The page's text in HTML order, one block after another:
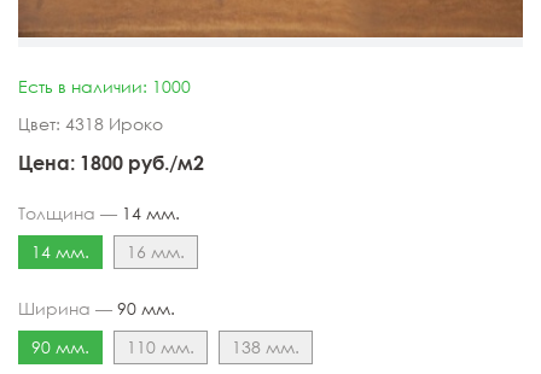
Есть в наличии: 1000
Цвет: 4318 Ироко
Цена: 1800 руб./м2
Толщина — 14 мм.
14 мм.
16 мм.
Ширина — 90 мм.
90 мм.
110 мм. 138 мм.